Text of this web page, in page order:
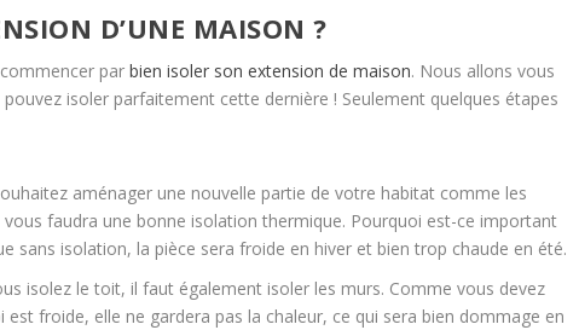
D’UNE MAISON ?
commencer parbien isoler son extension de maison. Nous allons vous
isoler parfaitement cette dernière ! Seulement quelques étapes
aménager une nouvelle partie de votre habitat comme les
faudra une bonne isolation thermique. Pourquoi est-ce important
sans isolation, la pièce sera froide en hiver et bien trop chaude en été.
isolez le toit, il faut également isoler les murs. Comme vous devez
froide, elle ne gardera pas la chaleur, ce qui sera bien dommage en